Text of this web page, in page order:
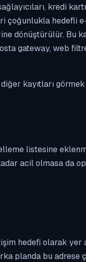
kredi
çoğunlukla
dönüştürülür.
gateway, web
diğer kayıtları
listesine
acil olmasa da
hedefi olarak
planda bu